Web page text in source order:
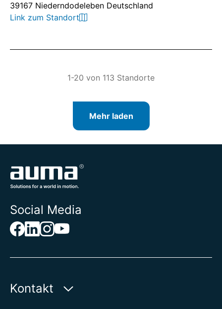
39167 Niederndodeleben Deutschland
Link zum Standort
1-20 von 113 Standorte
Mehr laden
Social Media
Kontakt